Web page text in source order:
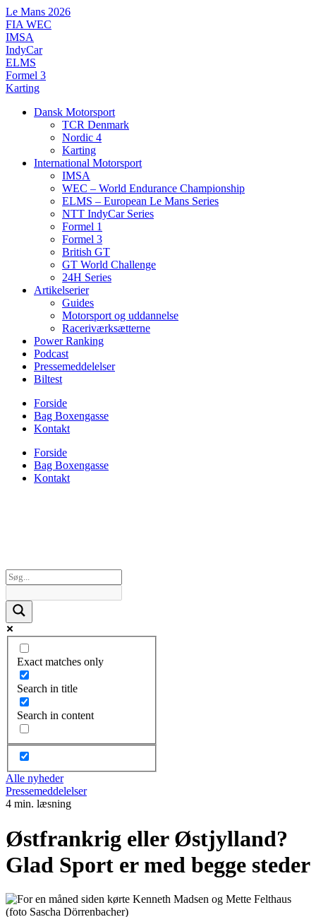
Videre
til
indhold
Le Mans 2026
FIA WEC
IMSA
IndyCar
ELMS
Formel 3
Karting
Dansk Motorsport
TCR Denmark
Nordic 4
Karting
International Motorsport
IMSA
WEC – World Endurance Championship
ELMS – European Le Mans Series
NTT IndyCar Series
Formel 1
Formel 3
British GT
GT World Challenge
24H Series
Artikelserier
Guides
Motorsport og uddannelse
Raceriværksætterne
Power Ranking
Podcast
Pressemeddelelser
Biltest
Forside
Bag Boxengasse
Kontakt
Forside
Bag Boxengasse
Kontakt
Exact matches only
Search in title
Search in content
Alle nyheder
Pressemeddelelser
4 min. læsning
Østfrankrig eller Østjylland?
Glad Sport er med begge steder